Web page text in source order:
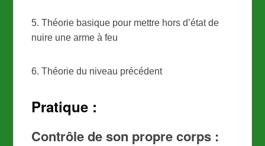
5. Théorie basique pour mettre hors d’état de
nuire une arme à feu
6. Théorie du niveau précédent
Pratique :
Contrôle de son propre corps :